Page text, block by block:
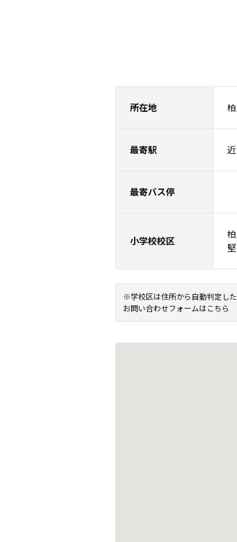
所在地
最寄駅
最寄バス停
小学校校区
※学校区は住所から自動判定し
お問い合わせフォームはこちら